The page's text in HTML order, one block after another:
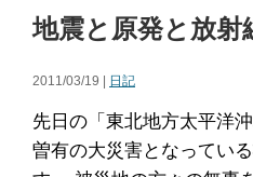
地震と原発と放射
2011/03/19 | 日記
先日の「東北地方太平洋
曽有の大災害となってい